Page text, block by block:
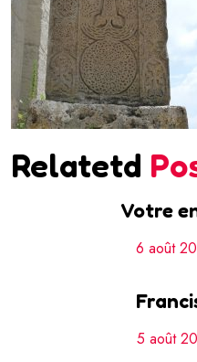
Relatetd
Votre
6 août
5 août